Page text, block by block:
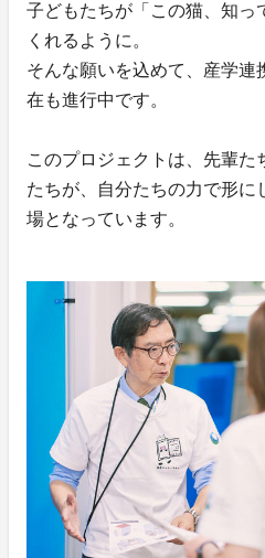
子どもたちが「この猫、知っ
くれるように。
そんな願いを込めて、産学連
在も進行中です。
このプロジェクトは、先輩
たちが、自分たちの力で形に
場となっています。